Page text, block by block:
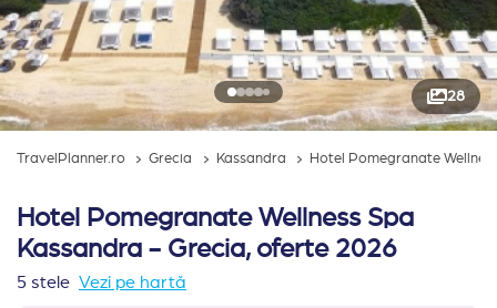
28
TravelPlanner.ro Grecia Kassandra Hotel Pomegranate
Hotel Pomegranate Wellness Spa
Kassandra - Grecia, oferte 2026
5 stele Vezi pe hartă